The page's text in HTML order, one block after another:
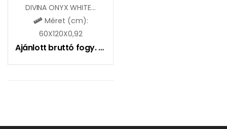
DIVINA ONYX WHITE LAPPATO
Méret (cm):
60X120X0,92
Ajánlott bruttó fogy. ár: